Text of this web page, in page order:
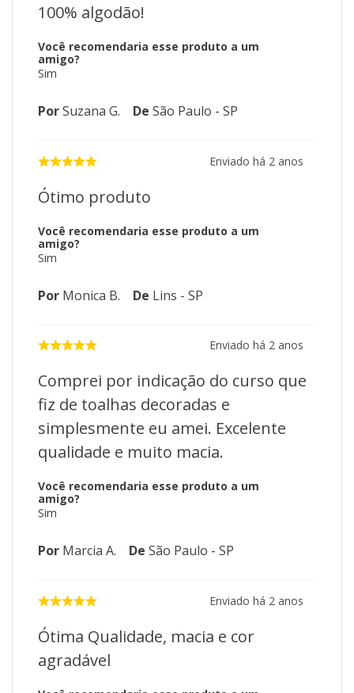
100% algodão!
Você recomendaria esse produto a um
amigo?
Sim
PorSuzana G. De São Paulo - SP
Enviado há 2 anos
Ótimo produto
Você recomendaria esse produto a um
amigo?
Sim
Por Monica B. De Lins - SP
Enviado há 2 anos
Comprei por indicação do curso que
fiz de toalhas decoradas e
simplesmente eu amei. Excelente
qualidade e muito macia.
Você recomendaria esse produto a um
amigo?
Sim
Por Marcia A. De São Paulo - SP
Enviado há 2 anos
Ótima Qualidade, macia e cor
agradável